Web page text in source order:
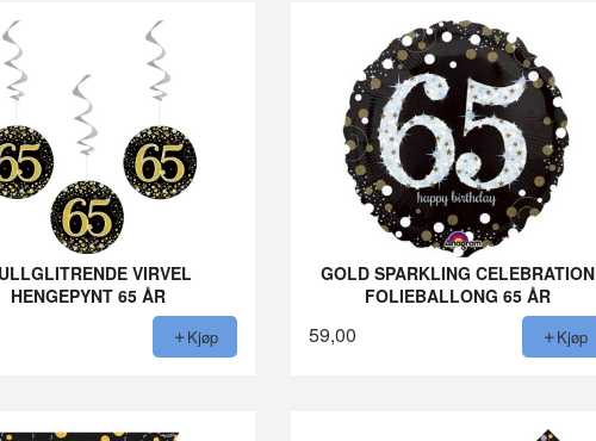
VIRVEL
HENGEPYNT 65 ÅR
Kjøp
GOLD SPARKLING CELEBRATION
FOLIEBALLONG 65 ÅR
59,00 Kjøp